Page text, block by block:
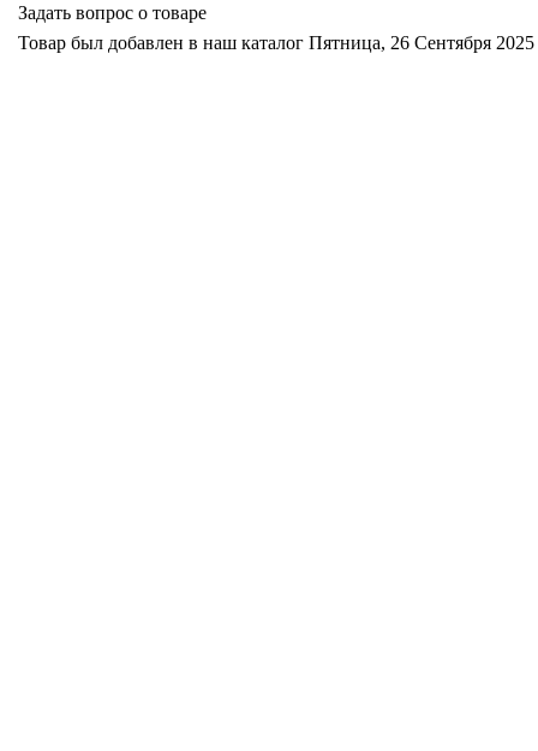
Задать вопрос о товаре
Товар был добавлен в наш каталог Пятница, 26 Сентября 2025